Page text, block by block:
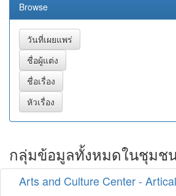
Browse
กลุ่มข้อมูลทั้งหมดในชุมช
Arts and Culture Center -